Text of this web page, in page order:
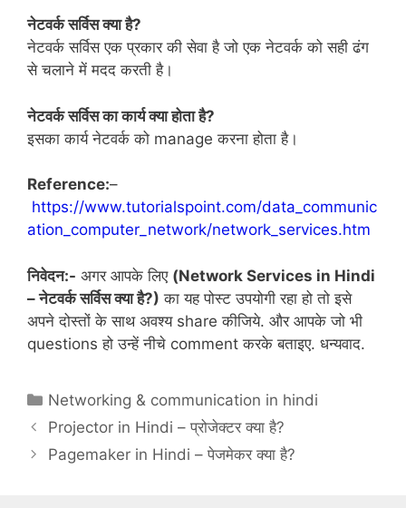
नेटवर्क सर्विस क्या है?
नेटवर्क सर्विस एक प्रकार की सेवा है जो एक नेटवर्क को सही ढंग
से चलाने में मदद करती है।
नेटवर्क सर्विस का कार्य क्या होता है?
इसका कार्य नेटवर्क को manage करना होता है।
Reference:–
https://www.tutorialspoint.com/data_communic
ation_computer_network/network_services.htm
निवेदन:- अगर आपके लिए (Network Services in Hindi
– नेटवर्क सर्विस क्या है?) का यह पोस्ट उपयोगी रहा हो तो इसे
अपने दोस्तों के साथ अवश्य share कीजिये. और आपके जो भी
questions हो उन्हें नीचे comment करके बताइए. धन्यवाद.
Categories
Networking & communication in hindi
Projector in Hindi – प्रोजेक्टर क्या है?
Pagemaker in Hindi – पेजमेकर क्या है?